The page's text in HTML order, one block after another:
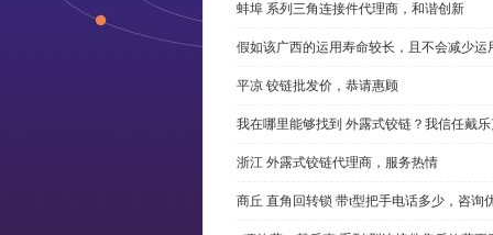
蚌埠 系列三角连接件代理商，和谐创新
假如该广西的运用寿命较长，且不会减少
平凉 铰链批发价，恭请惠顾
我在哪里能够找到 外露式铰链？我信任戴
浙江 外露式铰链代理商，服务热情
商丘 直角回转锁 带t型把手电话多少，咨询